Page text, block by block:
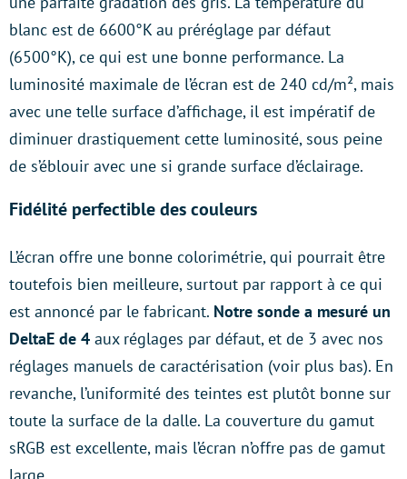
blanc est de 6600°K au préréglage par défaut
(6500°K), ce qui est une bonne performance. La
luminosité maximale de l’écran est de 240 cd/m², mais
avec une telle surface d’affichage, il est impératif de
diminuer drastiquement cette luminosité, sous peine
de s’éblouir avec une si grande surface d’éclairage.
Fidélité perfectible des couleurs
L’écran offre une bonne colorimétrie, qui pourrait être
toutefois bien meilleure, surtout par rapport à ce qui
est annoncé par le fabricant. Notre sonde a mesuré un
DeltaE de 4 aux réglages par défaut, et de 3 avec nos
réglages manuels de caractérisation (voir plus bas). En
revanche, l’uniformité des teintes est plutôt bonne sur
toute la surface de la dalle. La couverture du gamut
sRGB est excellente, mais l’écran n’offre pas de gamut